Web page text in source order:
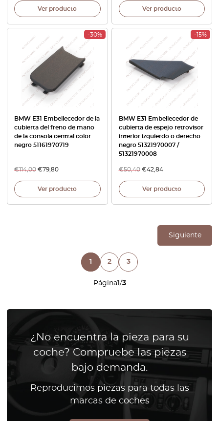
Ver producto Ver producto
-30%
BMW E31 Embellecedor de la
cubierta del freno de mano
de la consola central color
negro 51161970719
€114,00 €79,80
Ver producto
-15%
BMW E31 Embellecedor de
cubierta de espejo retrovisor
interior izquierdo o derecho
negro 51321970007 /
51321970008
€50,40 €42,84
Ver producto
Página1/3
Siguiente
1 2 3
¿No encuentra la pieza para su
coche? Compruebe las piezas
bajo demanda.
Reproducimos piezas para todas las
marcas de coches